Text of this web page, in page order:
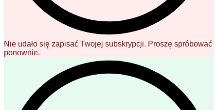
Nie udało się zapisać Twojej subskrypcji. Proszę spróbować
ponownie.